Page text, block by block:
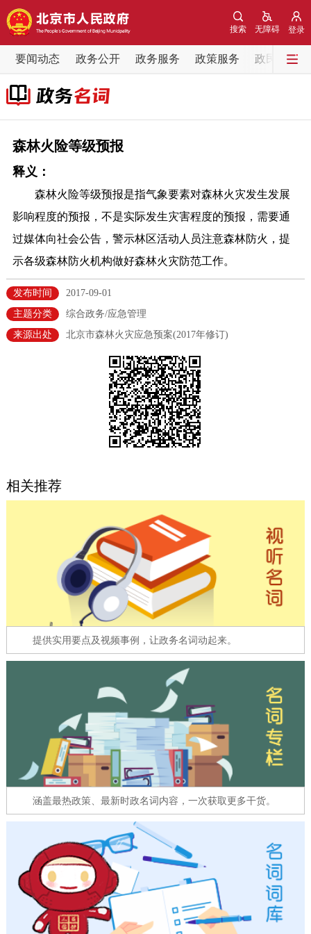
登录
无障碍
搜索
要闻动态 政务公开 政务服务 政策服务 政民互动
要闻动态
党中央精神
各区热点
政务公开
市领导 机构职能 政策服务
政策兑现
决策公开 专题公开
法人服务
利企服务
中介服务
12345网上接诉即办 我要咨询 我要建议
参与调查 在线访谈 图说互动
走进北京
北京概况 十六区概览 人文北京
图说北京 视频北京
多语种
ENGLISH 한국어
DEUTSCH FRANÇAIS РУССКИЙ ЯЗЫК
ESPAÑOL العربية PORTUGUÊS
ITALIANO
森林火险等级预报
释义：
森林火险等级预报是指气象要素对森林火灾发生发展
影响程度的预报，不是实际发生灾害程度的预报，需要通
过媒体向社会公告，警示林区活动人员注意森林防火，提
示各级森林防火机构做好森林火灾防范工作。
发布时间
2017-09-01
主题分类
综合政务/应急管理
来源出处
北京市森林火灾应急预案​(2017年修订)
相关推荐
提供实用要点及视频事例，让政务名词动起来。
涵盖最热政策、最新时政名词内容，一次获取更多干货。